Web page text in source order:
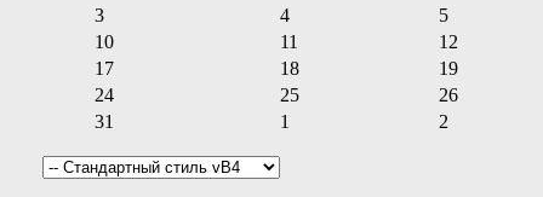
3
4
5
10
11
12
17
18
19
24
25
26
31
1 2